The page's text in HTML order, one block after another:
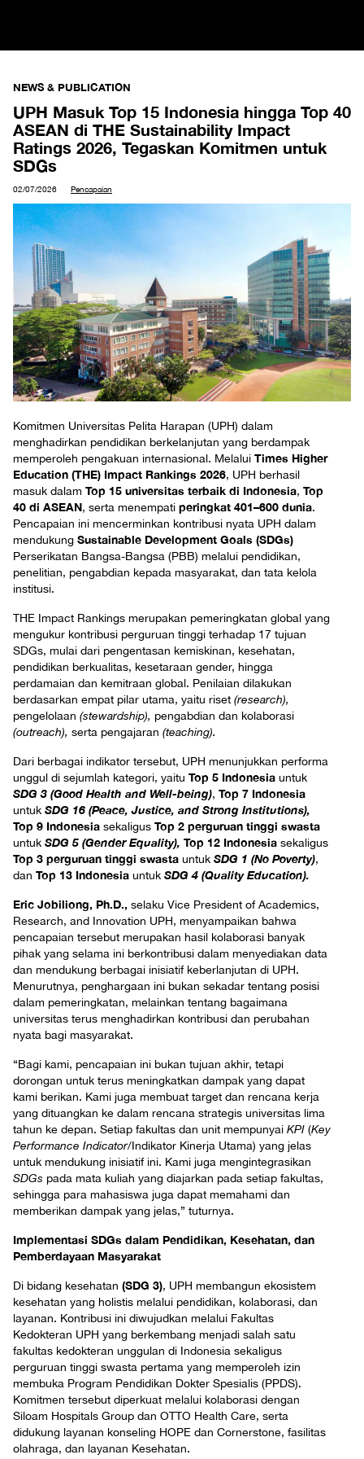
NEWS & PUBLICATION
UPH Masuk Top 15 Indonesia hingga Top 40
ASEAN di THE Sustainability Impact
Ratings 2026, Tegaskan Komitmen untuk
SDGs
02/07/2026 Pencapaian
Komitmen Universitas Pelita Harapan (UPH) dalam
menghadirkan pendidikan berkelanjutan yang berdampak
memperoleh pengakuan internasional. Melalui Times Higher
Education (THE) Impact Rankings 2026, UPH berhasil
masuk dalam Top 15 universitas terbaik di Indonesia, Top
40 di ASEAN, serta menempati peringkat 401–600 dunia.
Pencapaian ini mencerminkan kontribusi nyata UPH dalam
mendukung Sustainable Development Goals (SDGs)
Perserikatan Bangsa-Bangsa (PBB) melalui pendidikan,
penelitian, pengabdian kepada masyarakat, dan tata kelola
institusi.
THE Impact Rankings merupakan pemeringkatan global yang
mengukur kontribusi perguruan tinggi terhadap 17 tujuan
SDGs, mulai dari pengentasan kemiskinan, kesehatan,
pendidikan berkualitas, kesetaraan gender, hingga
perdamaian dan kemitraan global. Penilaian dilakukan
berdasarkan empat pilar utama, yaitu riset (research),
pengelolaan (stewardship), pengabdian dan kolaborasi
(outreach), serta pengajaran (teaching).
Dari berbagai indikator tersebut, UPH menunjukkan performa
unggul di sejumlah kategori, yaitu Top 5 Indonesia untuk
SDG 3 (Good Health and Well-being), Top 7 Indonesia
untuk SDG 16 (Peace, Justice, and Strong Institutions),
Top 9 Indonesia sekaligus Top 2 perguruan tinggi swasta
untuk SDG 5 (Gender Equality), Top 12 Indonesia sekaligus
Top 3 perguruan tinggi swasta untuk SDG 1 (No Poverty),
dan Top 13 Indonesia untuk SDG 4 (Quality Education).
Eric Jobiliong, Ph.D., selaku Vice President of Academics,
Research, and Innovation UPH, menyampaikan bahwa
pencapaian tersebut merupakan hasil kolaborasi banyak
pihak yang selama ini berkontribusi dalam menyediakan data
dan mendukung berbagai inisiatif keberlanjutan di UPH.
Menurutnya, penghargaan ini bukan sekadar tentang posisi
dalam pemeringkatan, melainkan tentang bagaimana
universitas terus menghadirkan kontribusi dan perubahan
nyata bagi masyarakat.
“Bagi kami, pencapaian ini bukan tujuan akhir, tetapi
dorongan untuk terus meningkatkan dampak yang dapat
kami berikan. Kami juga membuat target dan rencana kerja
yang dituangkan ke dalam rencana strategis universitas lima
tahun ke depan. Setiap fakultas dan unit mempunyai KPI (Key
Performance Indicator/Indikator Kinerja Utama) yang jelas
untuk mendukung inisiatif ini. Kami juga mengintegrasikan
SDGs pada mata kuliah yang diajarkan pada setiap fakultas,
sehingga para mahasiswa juga dapat memahami dan
memberikan dampak yang jelas,” tuturnya.
Implementasi SDGs dalam Pendidikan, Kesehatan, dan
Pemberdayaan Masyarakat
Di bidang kesehatan (SDG 3), UPH membangun ekosistem
kesehatan yang holistis melalui pendidikan, kolaborasi, dan
layanan. Kontribusi ini diwujudkan melalui Fakultas
Kedokteran UPH yang berkembang menjadi salah satu
fakultas kedokteran unggulan di Indonesia sekaligus
perguruan tinggi swasta pertama yang memperoleh izin
membuka Program Pendidikan Dokter Spesialis (PPDS).
Komitmen tersebut diperkuat melalui kolaborasi dengan
Siloam Hospitals Group dan OTTO Health Care, serta
didukung layanan konseling HOPE dan Cornerstone, fasilitas
olahraga, dan layanan Kesehatan.